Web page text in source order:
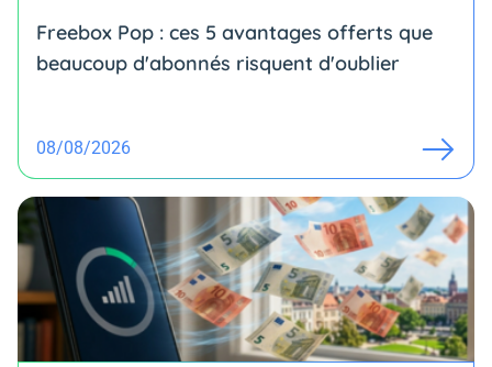
Freebox Pop : ces 5 avantages offerts que
beaucoup d'abonnés risquent d'oublier
08/08/2026